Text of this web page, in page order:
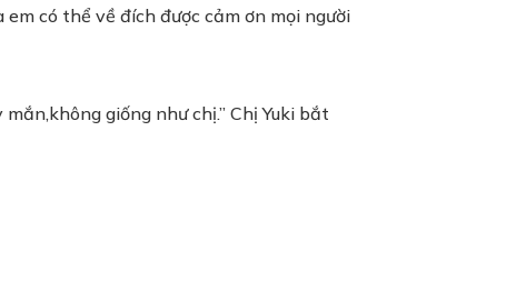
có thể về đích được cảm ơn mọi người
giống như chị.” Chị Yuki bắt